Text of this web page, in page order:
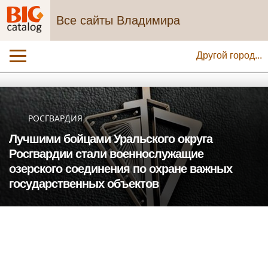
Все сайты Владимира
Другой город...
РОСГВАРДИЯ
Лучшими бойцами Уральского округа
Росгвардии стали военнослужащие
озерского соединения по охране важных
государственных объектов